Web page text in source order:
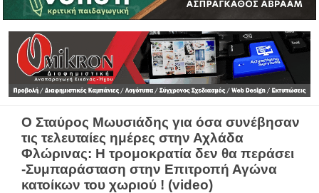
Ο Σταύρος Μωυσιάδης για όσα συνέβησαν
τις τελευταίες ημέρες στην Αχλάδα
Φλώρινας: Η τρομοκρατία δεν θα περάσει
-Συμπαράσταση στην Επιτροπή Αγώνα
κατοίκων του χωριού ! (video)